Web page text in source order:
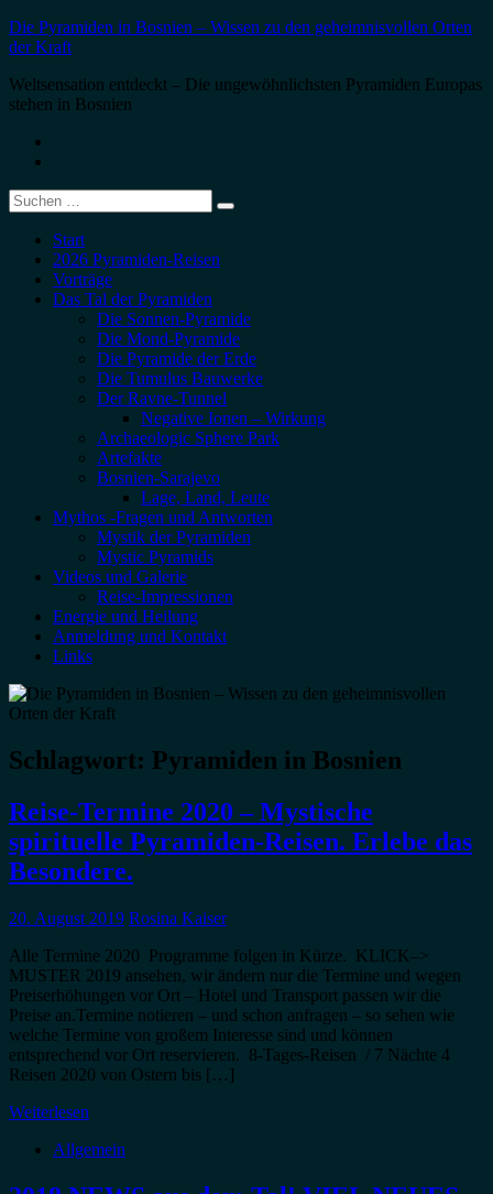
Zum
Inhalt
Die Pyramiden in Bosnien – Wissen zu den geheimnisvollen Orten
der Kraft
Weltsensation entdeckt – Die ungewöhnlichsten Pyramiden Europas
stehen in Bosnien
Suche
nach:
Start
2026 Pyramiden-Reisen
Vorträge
Das Tal der Pyramiden
Die Sonnen-Pyramide
Die Mond-Pyramide
Die Pyramide der Erde
Die Tumulus Bauwerke
Der Ravne-Tunnel
Negative Ionen – Wirkung
Archaeologic Sphere Park
Artefakte
Bosnien-Sarajevo
Lage, Land, Leute
Mythos -Fragen und Antworten
Mystik der Pyramiden
Mystic Pyramids
Videos und Galerie
Reise-Impressionen
Energie und Heilung
Anmeldung und Kontakt
Links
Schlagwort: Pyramiden in Bosnien
Reise-Termine 2020 – Mystische
spirituelle Pyramiden-Reisen. Erlebe das
Besondere.
20. August 2019 Rosina Kaiser
Alle Termine 2020 Programme folgen in Kürze. KLICK–>
MUSTER 2019 ansehen, wir ändern nur die Termine und wegen
Preiserhöhungen vor Ort – Hotel und Transport passen wir die
Preise an.Termine notieren – und schon anfragen – so sehen wie
welche Termine von großem Interesse sind und können
entsprechend vor Ort reservieren. 8-Tages-Reisen / 7 Nächte 4
Reisen 2020 von Ostern bis […]
Weiterlesen
Allgemein